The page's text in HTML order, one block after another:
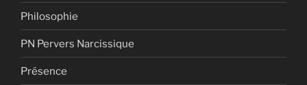
Philosophie
PN Pervers Narcissique
Présence